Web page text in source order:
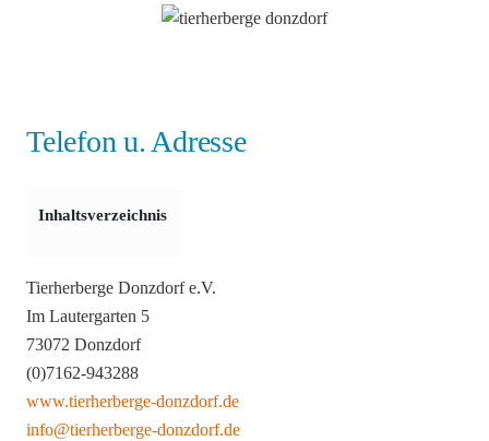
Telefon u. Adresse
Inhaltsverzeichnis
Tierherberge Donzdorf e.V.
Im Lautergarten 5
73072 Donzdorf
(0)7162-943288
www.tierherberge-donzdorf.de
info@tierherberge-donzdorf.de